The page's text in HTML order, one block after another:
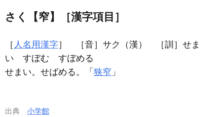
さく【窄】［漢字項目］
［ 人名用漢字］ ［音］サク（漢） ［訓］せま
い すぼむ すぼめる
せまい。せばめる。「 狭窄 」
出典 小学館